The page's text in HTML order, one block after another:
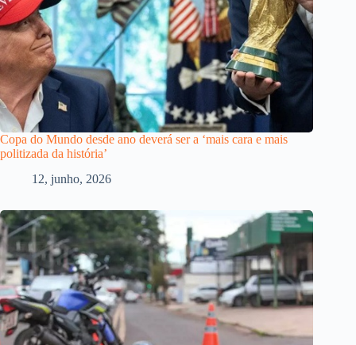
Copa do Mundo desde ano deverá ser a ‘mais cara e mais
politizada da história’
12, junho, 2026